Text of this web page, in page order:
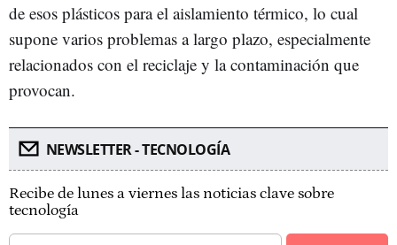
de esos plásticos para el aislamiento térmico, lo cual
supone varios problemas a largo plazo, especialmente
relacionados con el reciclaje y la contaminación que
provocan.
NEWSLETTER - TECNOLOGÍA
Recibe de lunes a viernes las noticias clave sobre
tecnología